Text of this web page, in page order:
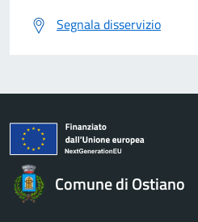
Segnala disservizio
Comune di Ostiano